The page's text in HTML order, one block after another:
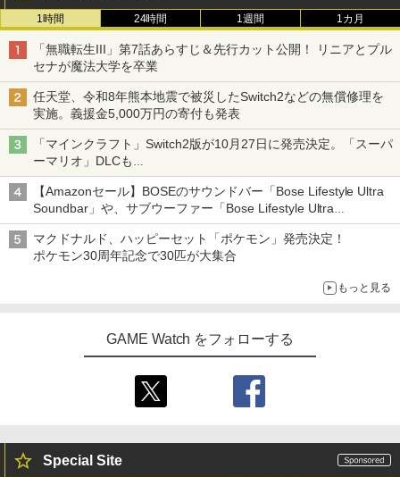
1時間 24時間 1週間 1カ月
「無職転生III」第7話あらすじ＆先行カット公開！ リニアとプル
セナが魔法大学を卒業
任天堂、令和8年熊本地震で被災したSwitch2などの無償修理を
実施。義援金5,000万円の寄付も発表
「マインクラフト」Switch2版が10月27日に発売決定。「スーパ
ーマリオ」DLCも
Switch版からのアップグレードも可能に
【Amazonセール】BOSEのサウンドバー「Bose Lifestyle Ultra
Soundbar」や、サブウーファー「Bose Lifestyle Ultra
Subwoofer」などお買い得！
マクドナルド、ハッピーセット「ポケモン」発売決定！
ポケモン30周年記念で30匹が大集合
もっと見る
GAME Watch をフォローする
Special Site